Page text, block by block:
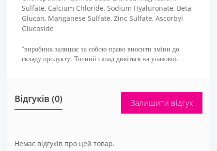
Sulfate, Calcium Chloride, Sodium Hyaluronate, Beta-
Glucan, Manganese Sulfate, Zinc Sulfate, Ascorbyl
Glucoside
*виробник залишає за собою право вносити зміни до
складу продукту. Точний склад дивіться на упаковці.
Відгуків (0) Залишити відгук
Немає відгуків про цей товар.